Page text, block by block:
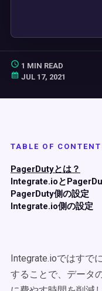
1 MIN READ
JUL 17, 2021
TABLE OF
PagerDutyとは？
Integrate.ioと
PagerDuty側の設定
Integrate.io側の設定
Integrate.ioではすで
することで、データ